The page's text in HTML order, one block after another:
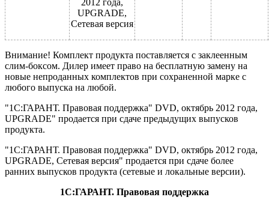
UPGRADE,
Сетевая версия
Внимание! Комплект продукта поставляется с заклеенным
слим-боксом. Дилер имеет право на бесплатную замену на
новые непроданных комплектов при сохраненной марке с
любого выпуска на любой.
"1С:ГАРАНТ. Правовая поддержка" DVD, октябрь 2012 года,
UPGRADE" продается при сдаче предыдущих выпусков
продукта.
"1С:ГАРАНТ. Правовая поддержка" DVD, октябрь 2012 года,
UPGRADE, Сетевая версия" продается при сдаче более
ранних выпусков продукта (сетевые и локальные версии).
1С:ГАРАНТ. Правовая поддержка